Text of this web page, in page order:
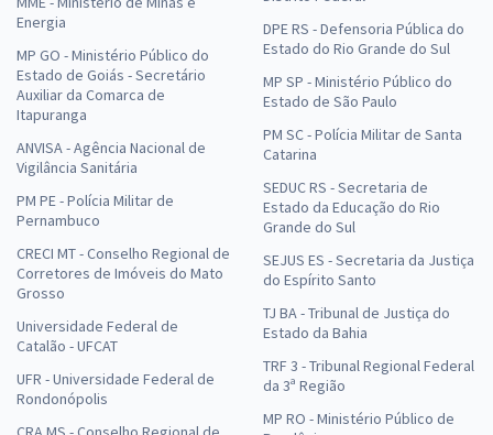
Energia
MP GO - Ministério Público do
Estado de Goiás - Secretário
Auxiliar da Comarca de
Itapuranga
ANVISA - Agência Nacional de
Vigilância Sanitária
PM PE - Polícia Militar de
Pernambuco
CRECI MT - Conselho Regional de
Corretores de Imóveis do Mato
Grosso
Universidade Federal de
Catalão - UFCAT
UFR - Universidade Federal de
Rondonópolis
DPE RS - Defensoria Pública do
Estado do Rio Grande do Sul
MP SP - Ministério Público do
Estado de São Paulo
PM SC - Polícia Militar de Santa
Catarina
SEDUC RS - Secretaria de
Estado da Educação do Rio
Grande do Sul
SEJUS ES - Secretaria da Justiça
do Espírito Santo
TJ BA - Tribunal de Justiça do
Estado da Bahia
TRF 3 - Tribunal Regional Federal
da 3ª Região
MP RO - Ministério Público de